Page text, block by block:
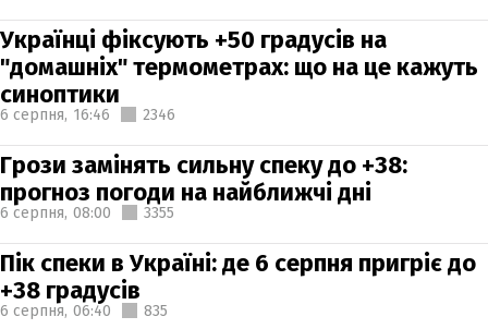
Українці фіксують +50 градусів на
"домашніх" термометрах: що на це кажуть
синоптики
6 серпня, 16:46 2346
Грози замінять сильну спеку до +38:
прогноз погоди на найближчі дні
6 серпня, 08:00 3355
Пік спеки в Україні: де 6 серпня пригріє до
+38 градусів
6 серпня, 06:40 835